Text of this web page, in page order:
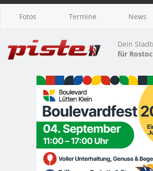
Fotos Termine News
Dein
für